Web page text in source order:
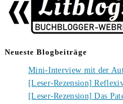
Neueste Blogbeiträge
Mini-Interview mit der
[Leser-Rezension]
[Leser-Rezension] Das